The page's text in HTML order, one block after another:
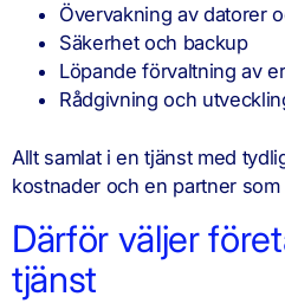
Övervakning av datorer
Säkerhet och backup
Löpande förvaltning av
Rådgivning och
Allt samlat i en tjänst med
kostnader och en partner
Därför väljer
tjänst